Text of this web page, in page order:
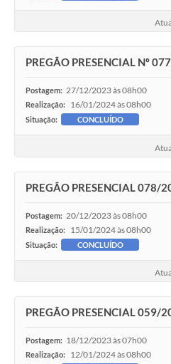
PREGÃO PRESENCIAL Nº
Postagem: 27/12/2023 às 08h00
Realização: 16/01/2024 às 08h00
Situação: CONCLUÍDO
PREGÃO PRESENCIAL 078/
Postagem: 20/12/2023 às 08h00
Realização: 15/01/2024 às 08h00
Situação: CONCLUÍDO
PREGÃO PRESENCIAL 059/
Postagem: 18/12/2023 às 07h00
Realização: 12/01/2024 às 08h00